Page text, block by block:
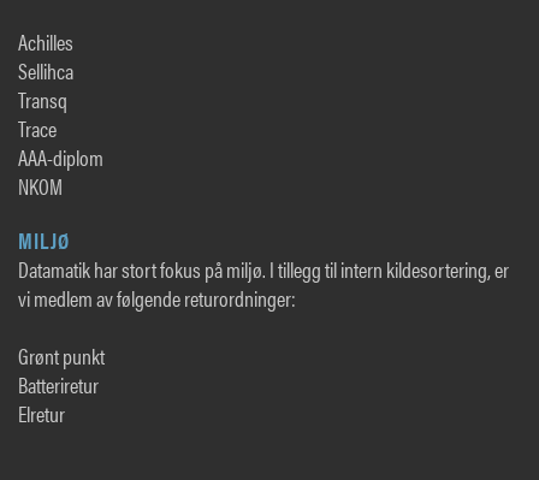
Achilles
Sellihca
Transq
Trace
AAA-diplom
NKOM
MILJØ
Datamatik har stort fokus på miljø. I tillegg til intern kildesortering, er
vi medlem av følgende returordninger:
Grønt punkt
Batteriretur
Elretur